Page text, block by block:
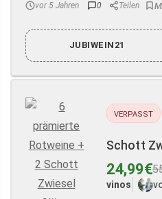
vor 5 Jahren 0 Teilen
JUBIWEIN21
VERPASST
Schott
24,99€
vinos